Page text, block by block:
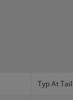
Typ At